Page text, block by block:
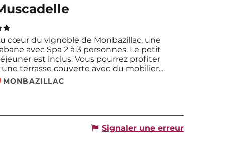
cœur du vignoble de Monbazillac, une
avec Spa 2 à 3 personnes. Le petit
est inclus. Vous pourrez profiter
terrasse couverte avec du mobilier....
MONBAZILLAC
Signaler une erreur